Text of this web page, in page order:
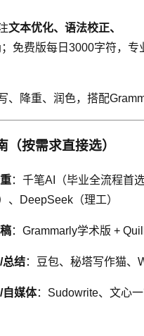
文本优化、语法校正、
；免费版每日3000字符，专
、降重、润色，搭配
（按需求直接选）
：千笔AI（毕业全流程首
、DeepSeek（理工）
：Grammarly学术版 +
总结：豆包、秘塔写作猫、
自媒体：Sudowrite、文心